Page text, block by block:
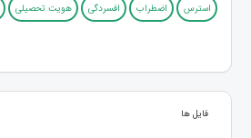
استرس
اضطراب افسردگی هویت تحصیلی
فایل ها